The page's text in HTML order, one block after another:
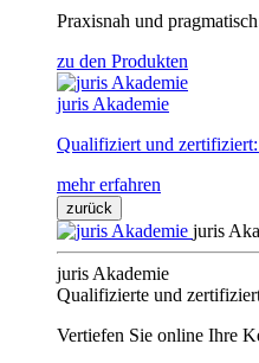
Praxisnah und
zu den Produkten
juris Akademie
Qualifiziert und
mehr erfahren
zurück
juris
juris Akademie
Qualifizierte und
Vertiefen Sie online Ihre